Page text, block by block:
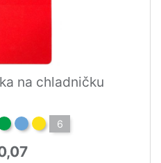
na chladničku
6